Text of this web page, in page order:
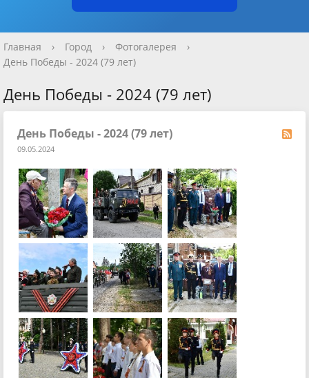
Главная › Город › Фотогалерея
›
День Победы - 2024 (79 лет)
День Победы - 2024 (79 лет)
День Победы - 2024 (79 лет)
09.05.2024